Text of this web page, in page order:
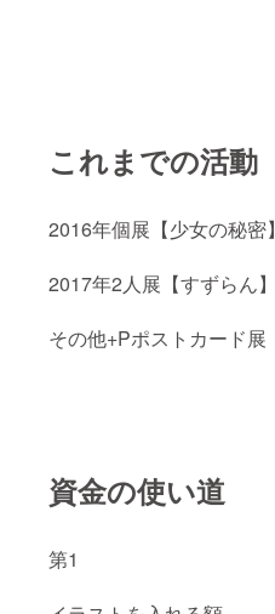
これまでの活動
2016年個展【少女の秘密】
2017年2人展【すずらん】
その他+Pポストカード展
資金の使い道
第1